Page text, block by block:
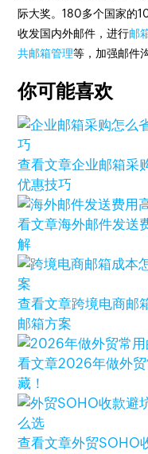
际大奖。180多个国家的
收发国内外邮件，进行邮
共邮箱管理等，加强邮件
你可能喜欢
查看文章企业邮箱采
优惠技巧
看文章海外邮件发送
解
查看文章跨境电商邮
邮箱方案
看文章2026年做外
藏！
查看文章外贸SOHO